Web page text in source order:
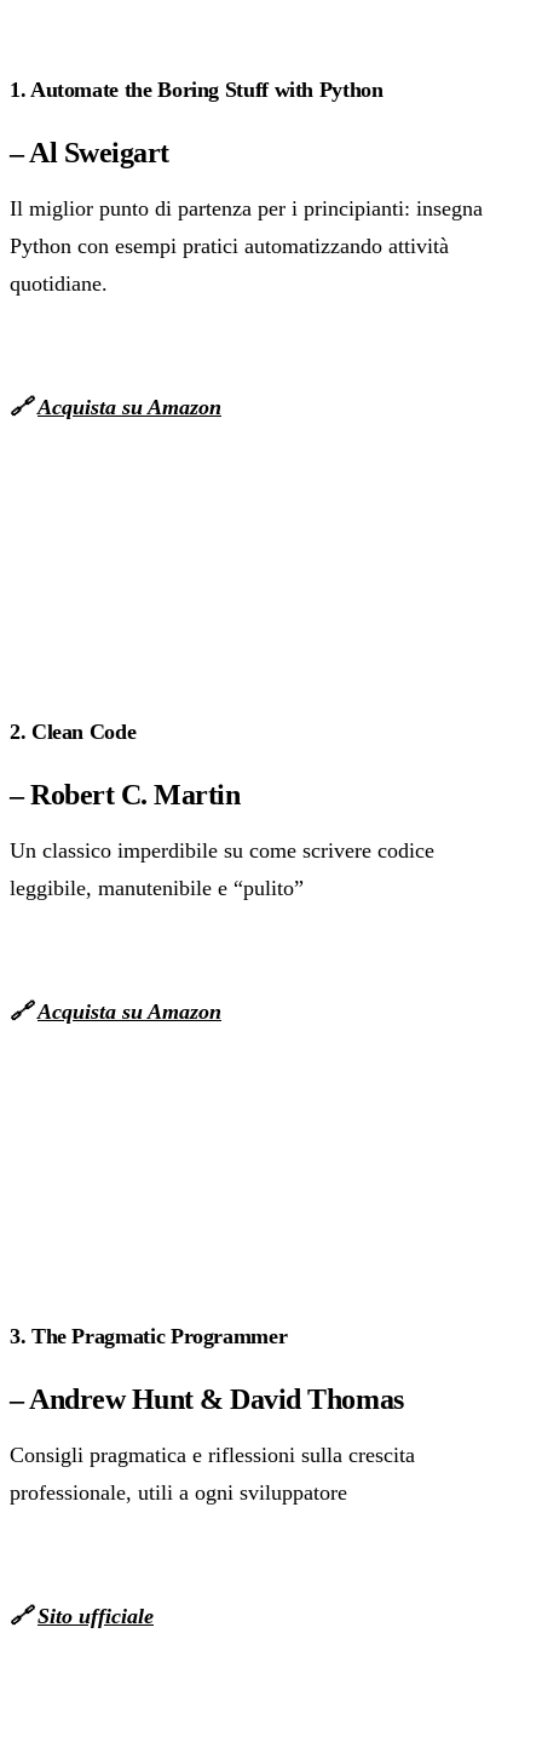
1. Automate the Boring Stuff with Python
– Al Sweigart
Il miglior punto di partenza per i principianti: insegna
Python con esempi pratici automatizzando attività
quotidiane.
🔗 Acquista su Amazon
2. Clean Code
– Robert C. Martin
Un classico imperdibile su come scrivere codice
leggibile, manutenibile e “pulito”
🔗 Acquista su Amazon
3. The Pragmatic Programmer
– Andrew Hunt & David Thomas
Consigli pragmatica e riflessioni sulla crescita
professionale, utili a ogni sviluppatore
🔗 Sito ufficiale